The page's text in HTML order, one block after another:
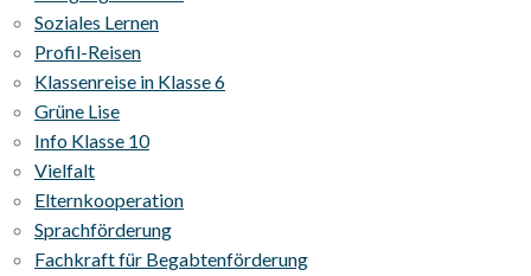
Soziales Lernen
Profil-Reisen
Klassenreise in Klasse 6
Grüne Lise
Info Klasse 10
Vielfalt
Elternkooperation
Sprachförderung
Fachkraft für Begabtenförderung